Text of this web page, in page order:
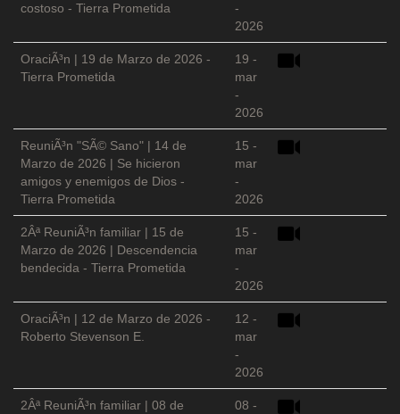
costoso - Tierra Prometida
-
2026
OraciÃ³n | 19 de Marzo de 2026 -
Tierra Prometida
19 -
mar
-
2026
ReuniÃ³n "SÃ© Sano" | 14 de
Marzo de 2026 | Se hicieron
amigos y enemigos de Dios -
Tierra Prometida
15 -
mar
-
2026
2Âª ReuniÃ³n familiar | 15 de
Marzo de 2026 | Descendencia
bendecida - Tierra Prometida
15 -
mar
-
2026
OraciÃ³n | 12 de Marzo de 2026 -
Roberto Stevenson E.
12 -
mar
-
2026
2Âª ReuniÃ³n familiar | 08 de
08 -